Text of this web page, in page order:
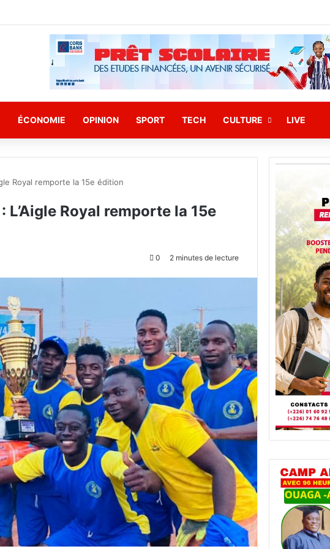
ÉCONOMIE OPINION SPORT TECH CULTURE LIVE
Royal remporte la 15e édition
Royal remporte la 15e
0 2 minutes de lecture